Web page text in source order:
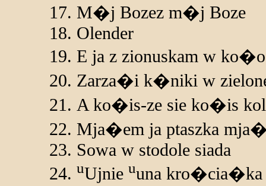
M�j Bozez m�j Boze
Olender
E ja z zionuskam w
Zarza�i k�niki w
A ko�is-ze sie ko�is
Mja�em ja ptaszka
Sowa w stodole siada
uUjnie uuna